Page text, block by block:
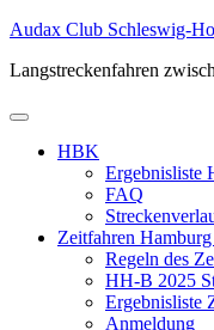
Zum
springen
Audax Club Schleswig-
Langstreckenfahren
Primäres
HBK
Ergebnisliste
FAQ
Zeitfahren
Regeln des
HH-B 2025
Ergebnisliste
Anmeldung